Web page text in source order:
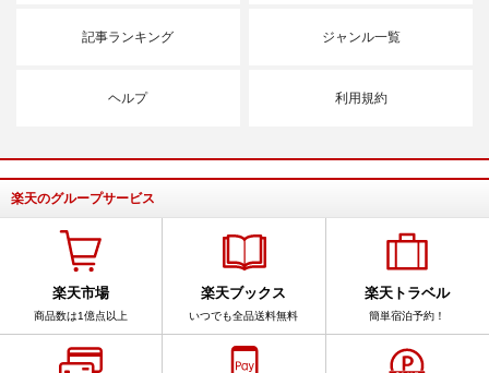
記事ランキング ジャンル一覧
ヘルプ 利用規約
楽天のグループサービス
楽天市場
商品数は1億点以上
楽天ブックス
いつでも全品送料無料
楽天トラベル
簡単宿泊予約！